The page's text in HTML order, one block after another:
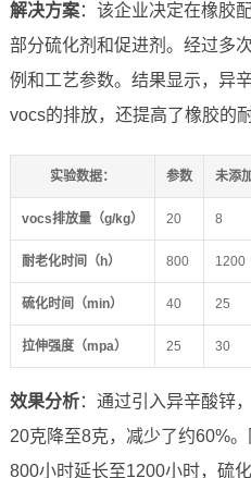
解决方案：该企业决定在橡胶
部分硫化剂和促进剂。经过多
例和工艺参数。结果显示，异
vocs的排放，还提高了橡胶的
实验数据： 参数 未添
vocs排放量（g/kg） 20 8
耐老化时间（h） 800 1200
硫化时间（min） 40 25
拉伸强度（mpa） 25 30
效果分析：通过引入异辛酸锌
20克降至8克，减少了约60%
800小时延长至1200小时，硫